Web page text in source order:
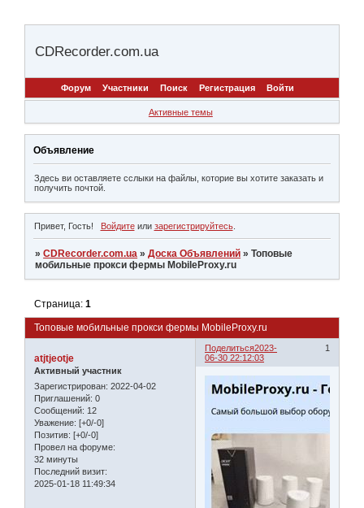
CDRecorder.com.ua
Форум Участники Поиск Регистрация Войти
Активные темы
Объявление
Здесь ви оставляете сслыки на файлы, которие вы хотите заказать и
получить почтой.
Привет, Гость! Войдитеили зарегистрируйтесь.
»CDRecorder.com.ua »Доска Объявлений »Топовые
мобильные прокси фермы MobileProxy.ru
Топовые мобильные прокси фермы MobileProxy.ru
Страница:1
Поделиться 1
2023-
06-30 22:12:03
atjtjeotje
Активный участник
Зарегистрирован: 2022-04-02
Приглашений: 0
Сообщений: 12
Уважение: [+0/-0]
Позитив: [+0/-0]
Провел на форуме:
32 минуты
Последний визит:
2025-01-18 11:49:34